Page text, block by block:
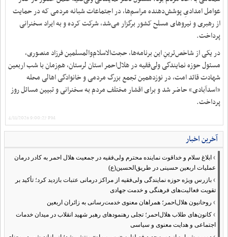
عوامل امدادیِ پوشش‌دهنده مراسم‌ها، در اجتماعات شبانه مردمی که در حمایت
از رهبری و نیروهای مسلح کشور برگزار می‌شد، شرکت کرده و به ایراد سخنرانی
پرداخت.
در یکی از شاخص‌ترینِ این برنامه‌ها، حجت‌الاسلام‌والمسلمین فرزاد منصوری،
مسئول حوزه نمایندگی ولی‌فقیه در هلال‌احمر استان لرستان، هم‌زمان با شب اربعین
شهادت قائد امت، در نوزدهمین تجمع بزرگ مردمی و خانوادگی اهالی محله
«اسدآبادی» حاضر شد و برای اقشار مختلف مردم به سخنرانی و تبیین مسائل روز
پرداخت.
4/11/2026 9:00:27 PM
آخرین اخبار
› ابلاغ سلام و خداقوت نماینده محترم ولی‌فقیه در جمعیت هلال احمر به کادر درمان
عملیات اربعین حسینی در طریق‌الحسین(ع)
› بازرس ویژه حوزه نمایندگی ولی‌فقیه از مراکز درمانی عتبات بازدید کرد؛ تأکید بر
تقویت فعالیت‌های فرهنگی و خدمت جهادی
› روحانیون هلال‌احمر؛ همراهان معنوی خدمت‌رسانی به زائران اربعین
› کانون‌های طلاب هلال‌احمر؛ تجلی رهنمودهای رهبر شهید انقلاب در میدان خدمات
اجتماعی و هدایت معنوی و سیاسی